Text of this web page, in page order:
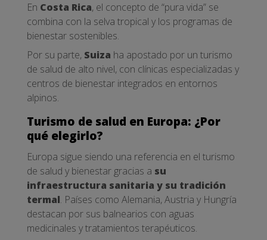
En Costa Rica, el concepto de “pura vida” se
combina con la selva tropical y los programas de
bienestar sostenibles.
Por su parte, Suiza ha apostado por un turismo
de salud de alto nivel, con clínicas especializadas y
centros de bienestar integrados en entornos
alpinos.
Turismo de salud en Europa: ¿Por
qué elegirlo?
Europa sigue siendo una referencia en el turismo
de salud y bienestar gracias a su
infraestructura sanitaria y su tradición
termal. Países como Alemania, Austria y Hungría
destacan por sus balnearios con aguas
medicinales y tratamientos terapéuticos.